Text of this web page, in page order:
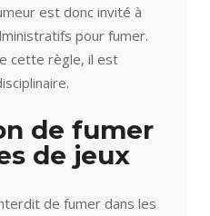
est donc invité à
pour fumer.
cette règle, il est
de fumer
de jeux
de fumer dans les